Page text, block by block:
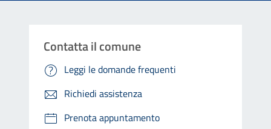
Contatta il comune
Leggi le domande frequenti
Richiedi assistenza
Prenota appuntamento